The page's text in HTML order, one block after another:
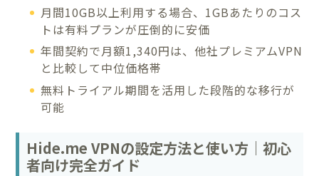
月間10GB以上利用する場合、1GBあたりのコス
トは有料プランが圧倒的に安価
年間契約で月額1,340円は、他社プレミアムVPN
と比較して中位価格帯
無料トライアル期間を活用した段階的な移行が
可能
Hide.me VPNの設定方法と使い方｜初心
者向け完全ガイド